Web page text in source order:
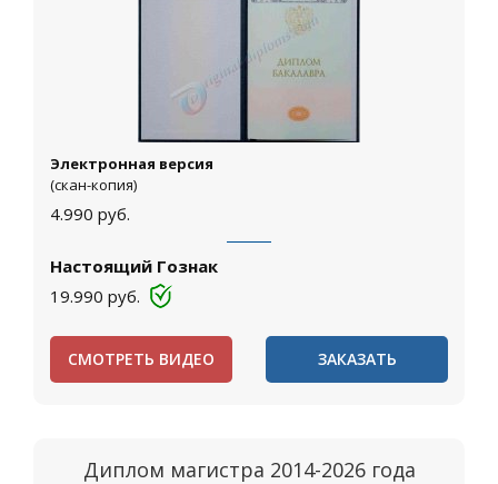
Электронная версия
(скан-копия)
4.990 руб.
Настоящий Гознак
19.990 руб.
СМОТРЕТЬ ВИДЕО ЗАКАЗАТЬ
Диплом магистра 2014-2026 года